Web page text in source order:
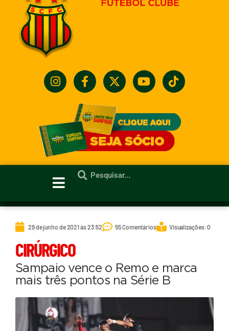
29 de junho de 2021 às 23:52 55 Comentários Visualizações: 0
CIRÚRGICO
Sampaio vence o Remo e marca
mais três pontos na Série B